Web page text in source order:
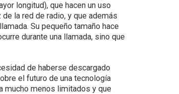
longitud), que hacen un uso
la red de radio, y que además
Su pequeño tamaño hace
durante una llamada, sino que
de haberse descargado
el futuro de una tecnología
mucho menos limitados y que